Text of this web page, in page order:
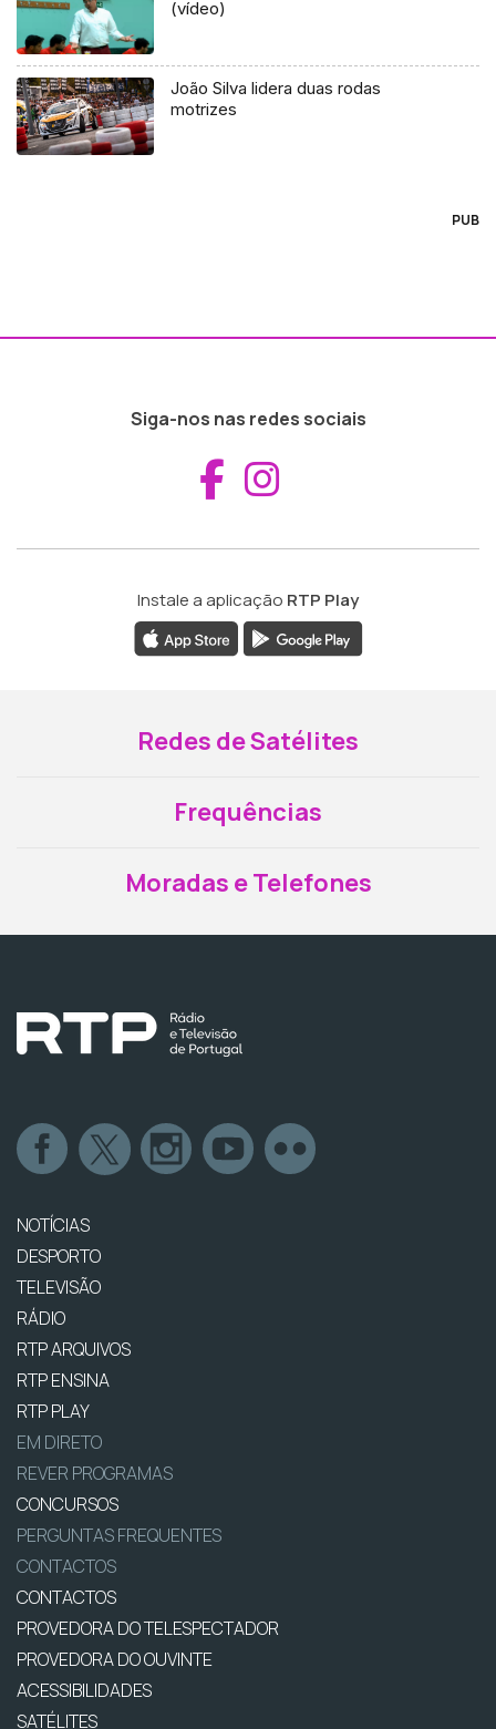
(vídeo)
João Silva lidera duas rodas
motrizes
PUB
Siga-nos nas redes sociais
Aceder ao
Instale a aplicação RTP Play
Redes de Satélites
Frequências
Moradas e Telefones
NOTÍCIAS
DESPORTO
TELEVISÃO
RÁDIO
RTP ARQUIVOS
RTP ENSINA
RTP PLAY
EM DIRETO
REVER PROGRAMAS
CONCURSOS
PERGUNTAS FREQUENTES
CONTACTOS
CONTACTOS
PROVEDORA DO TELESPECTADOR
PROVEDORA DO OUVINTE
ACESSIBILIDADES
SATÉLITES